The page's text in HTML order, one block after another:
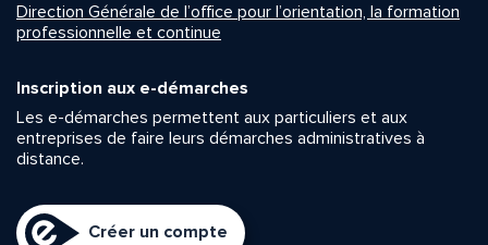
Direction Générale de l’office pour l’orientation, la formation
professionnelle et continue
Inscription aux e-démarches
Les e-démarches permettent aux particuliers et aux
entreprises de faire leurs démarches administratives à
distance.
Créer un compte